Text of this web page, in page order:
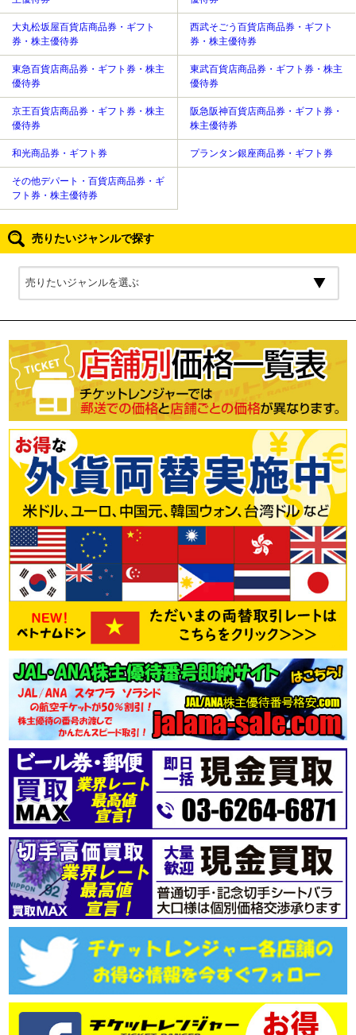
大丸松坂屋百貨店商品券・ギフト
券・株主優待券
西武そごう百貨店商品券・ギフト
券・株主優待券
東急百貨店商品券・ギフト券・株主
優待券
東武百貨店商品券・ギフト券・株主
優待券
京王百貨店商品券・ギフト券・株主
優待券
阪急阪神百貨店商品券・ギフト券・
株主優待券
和光商品券・ギフト券 プランタン銀座商品券・ギフト券
その他デパート・百貨店商品券・ギ
フト券・株主優待券
売りたいジャンルで探す